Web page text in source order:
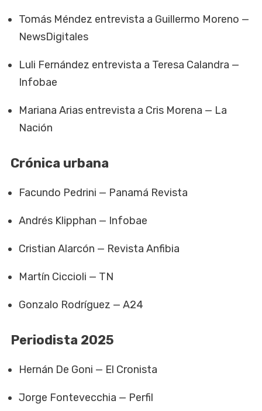
Tomás Méndez entrevista a Guillermo Moreno —
NewsDigitales
Luli Fernández entrevista a Teresa Calandra —
Infobae
Mariana Arias entrevista a Cris Morena — La
Nación
Crónica urbana
Facundo Pedrini — Panamá Revista
Andrés Klipphan — Infobae
Cristian Alarcón — Revista Anfibia
Martín Ciccioli — TN
Gonzalo Rodríguez — A24
Periodista 2025
Hernán De Goni — El Cronista
Jorge Fontevecchia — Perfil